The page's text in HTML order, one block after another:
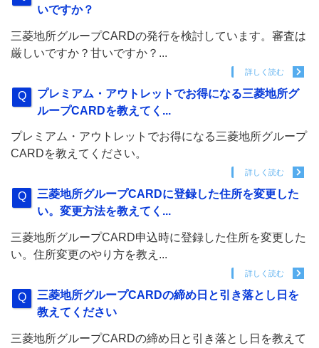
いですか？
三菱地所グループCARDの発行を検討しています。審査は
厳しいですか？甘いですか？...
詳しく読む
プレミアム・アウトレットでお得になる三菱地所グ
ループCARDを教えてく...
プレミアム・アウトレットでお得になる三菱地所グループ
CARDを教えてください。
詳しく読む
三菱地所グループCARDに登録した住所を変更した
い。変更方法を教えてく...
三菱地所グループCARD申込時に登録した住所を変更した
い。住所変更のやり方を教え...
詳しく読む
三菱地所グループCARDの締め日と引き落とし日を
教えてください
三菱地所グループCARDの締め日と引き落とし日を教えて